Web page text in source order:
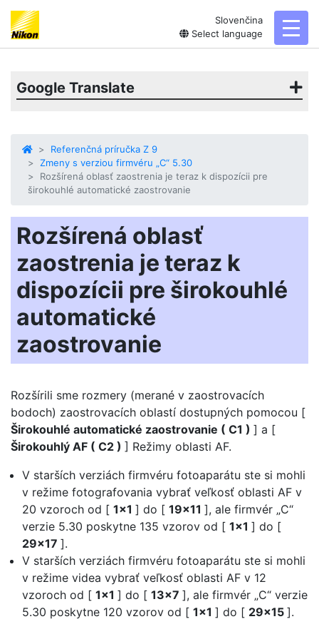
Slovenčina
Select language
Google Translate
Referenčná príručka Z 9
Zmeny s verziou firmvéru „C“ 5.30
Rozšírená oblasť zaostrenia je teraz k dispozícii pre
širokouhlé automatické zaostrovanie
Rozšírená oblasť
zaostrenia je teraz k
dispozícii pre širokouhlé
automatické
zaostrovanie
Rozšírili sme rozmery (merané v zaostrovacích
bodoch) zaostrovacích oblastí dostupných pomocou [
Širokouhlé automatické zaostrovanie ( C1 ) ] a [
Širokouhlý AF ( C2 ) ] Režimy oblasti AF.
V starších verziách firmvéru fotoaparátu ste si mohli
v režime fotografovania vybrať veľkosť oblasti AF v
20 vzoroch od [ 1×1 ] do [ 19×11 ], ale firmvér „C“
verzie 5.30 poskytne 135 vzorov od [ 1×1 ] do [
29×17 ].
V starších verziách firmvéru fotoaparátu ste si mohli
v režime videa vybrať veľkosť oblasti AF v 12
vzoroch od [ 1×1 ] do [ 13×7 ], ale firmvér „C“ verzie
5.30 poskytne 120 vzorov od [ 1×1 ] do [ 29×15 ].